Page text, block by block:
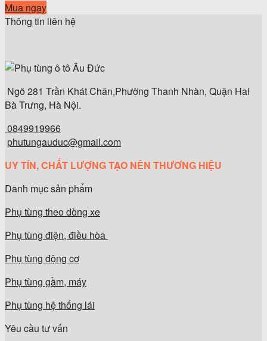
Mua ngay
Thông tin liên hệ
Ngõ 281 Trần Khát Chân,Phường Thanh Nhàn, Quận Hai
Bà Trưng, Hà Nội.
0849919966
phutungauduc@gmail.com
UY TÍN, CHẤT LƯỢNG TẠO NÊN THƯƠNG HIỆU
Danh mục sản phẩm
Phụ tùng theo dòng xe
Phụ tùng điện, điều hòa
Phụ tùng động cơ
Phụ tùng gầm, máy
Phụ tùng hệ thống lái
Yêu cầu tư vấn